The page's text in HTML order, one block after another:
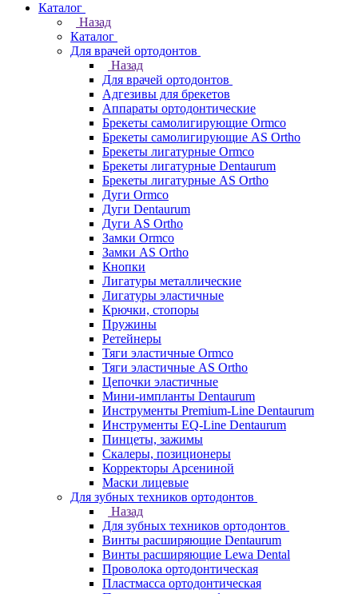
Каталог
Назад
Каталог
Для врачей ортодонтов
Назад
Для врачей ортодонтов
Адгезивы для брекетов
Аппараты ортодонтические
Брекеты самолигирующие Ormco
Брекеты самолигирующие AS Ortho
Брекеты лигатурные Ormco
Брекеты лигатурные Dentaurum
Брекеты лигатурные AS Ortho
Дуги Ormco
Дуги Dentaurum
Дуги AS Ortho
Замки Ormco
Замки AS Ortho
Кнопки
Лигатуры металлические
Лигатуры эластичные
Крючки, стопоры
Пружины
Ретейнеры
Тяги эластичные Ormco
Тяги эластичные AS Ortho
Цепочки эластичные
Мини-импланты Dentaurum
Инструменты Premium-Line Dentaurum
Инструменты EQ-Line Dentaurum
Пинцеты, зажимы
Скалеры, позиционеры
Корректоры Арсениной
Маски лицевые
Для зубных техников ортодонтов
Назад
Для зубных техников ортодонтов
Винты расширяющие Dentaurum
Винты расширяющие Lewa Dental
Проволока ортодонтическая
Пластмасса ортодонтическая